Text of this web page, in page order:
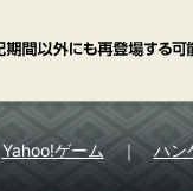
Yahoo!ゲーム ハン